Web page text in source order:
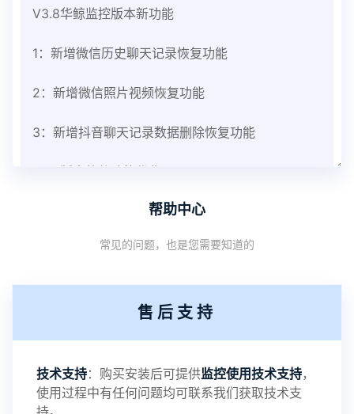
V3.8华鲸监控版本新功能
1：新增微信历史聊天记录恢复功能
2：新增微信照片视频恢复功能
3：新增抖音聊天记录数据删除恢复功能
1：优化监控终端从当前监控界面切换其他被控端手
机设备响应慢问题
4：优化离线云储存服务器相册照片文件夹路径问题
5：优化关闭监控后离线设置云储存对方微信聊天记
帮助中心
常见的问题，也是您需要知道的
售后支持
技术支持：购买安装后可提供监控使用技术支持，
使用过程中有任何问题均可联系我们获取技术支